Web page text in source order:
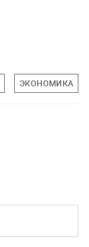
ЭКОНОМИКА